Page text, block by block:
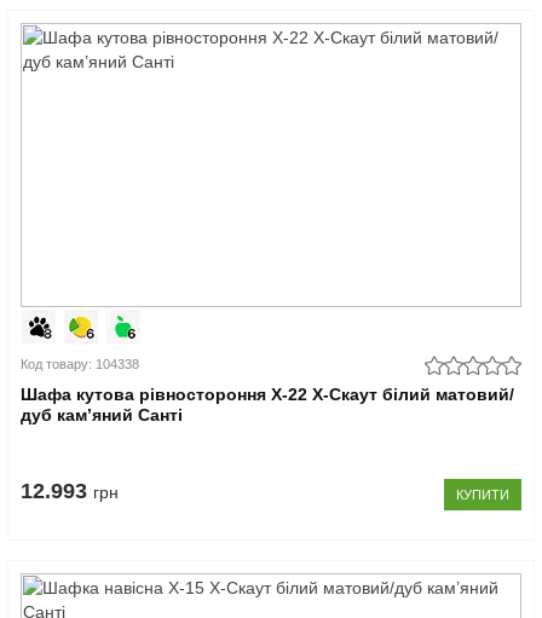
Код товару: 104338
Шафа кутова рівностороння Х-22 X-Скаут білий матовий/
дуб кам’яний Санті
12.993 грн КУПИТИ